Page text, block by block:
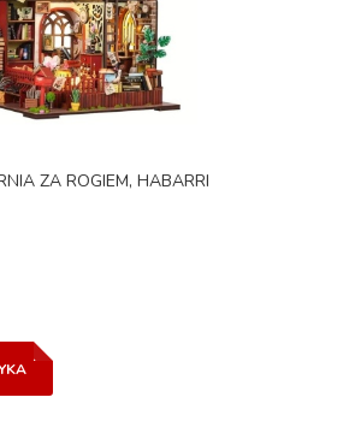
ZA ROGIEM, HABARRI